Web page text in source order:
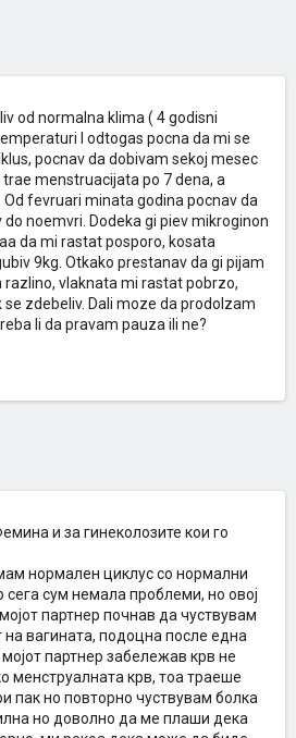
od normalna klima ( 4 godisni
I odtogas pocna da mi se
pocnav da dobivam sekoj mesec
menstruacijata po 7 dena, a
fevruari minata godina pocnav da
noemvri. Dodeka gi piev mikroginon
da mi rastat posporo, kosata
9kg. Otkako prestanav da gi pijam
vlaknata mi rastat pobrzo,
se zdebeliv. Dali moze da prodolzam
li da pravam pauza ili ne?
и за гинеколозите кои го
нормален циклус со нормални
сум немала проблеми, но овој
партнер почнав да чуствувам
вагината, подоцна после една
партнер забележав крв не
менструалната крв, тоа траеше
пак но повторно чуствувам болка
но доволно да ме плаши дека